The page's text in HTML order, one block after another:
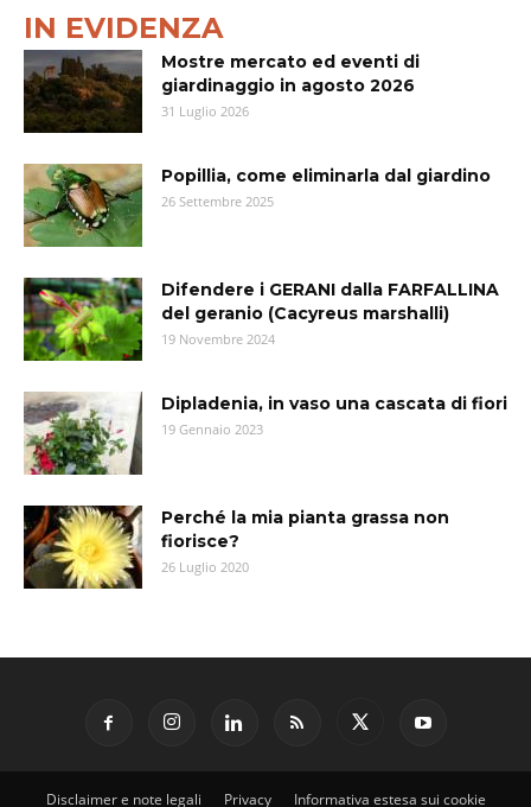
IN EVIDENZA
Mostre mercato ed eventi di
giardinaggio in agosto 2026
31 Luglio 2026
Popillia, come eliminarla dal giardino
26 Settembre 2025
Difendere i GERANI dalla FARFALLINA
del geranio (Cacyreus marshalli)
19 Novembre 2024
Dipladenia, in vaso una cascata di fiori
19 Gennaio 2023
Perché la mia pianta grassa non
fiorisce?
26 Luglio 2020
Disclaimer e note legali Privacy Informativa estesa sui cookie